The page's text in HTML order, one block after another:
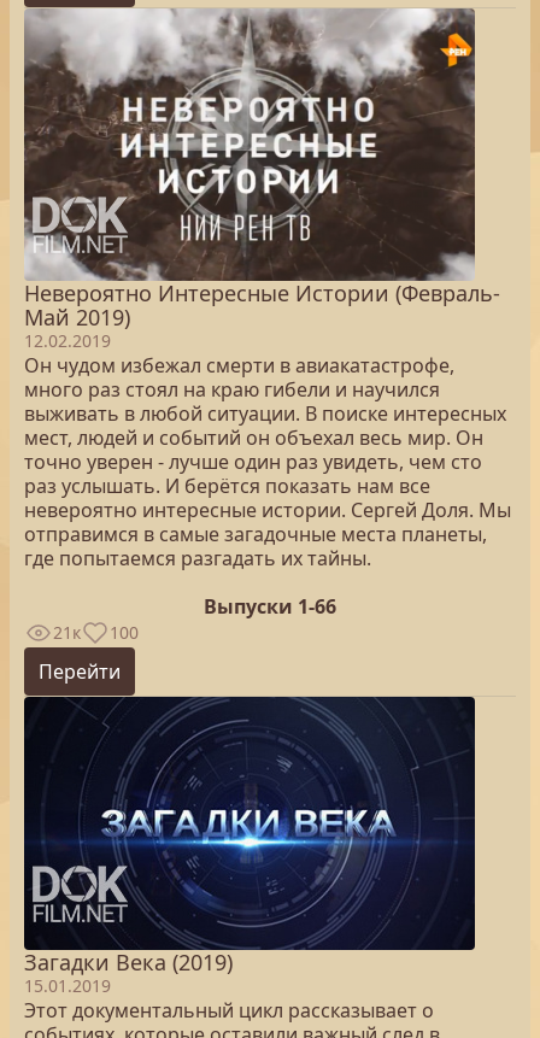
Невероятно Интересные Истории (Февраль-
Май 2019)
12.02.2019
Он чудом избежал смерти в авиакатастрофе,
много раз стоял на краю гибели и научился
выживать в любой ситуации. В поиске интересных
мест, людей и событий он объехал весь мир. Он
точно уверен - лучше один раз увидеть, чем сто
раз услышать. И берётся показать нам все
невероятно интересные истории. Сергей Доля. Мы
отправимся в самые загадочные места планеты,
где попытаемся разгадать их тайны.
Выпуски 1-66
21к 100
Перейти
Загадки Века (2019)
15.01.2019
Этот документальный цикл рассказывает о